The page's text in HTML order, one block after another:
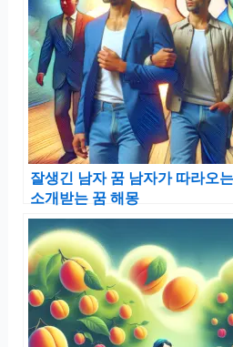
잘생긴 남자 꿈 남자가 따라오
소개받는 꿈 해몽